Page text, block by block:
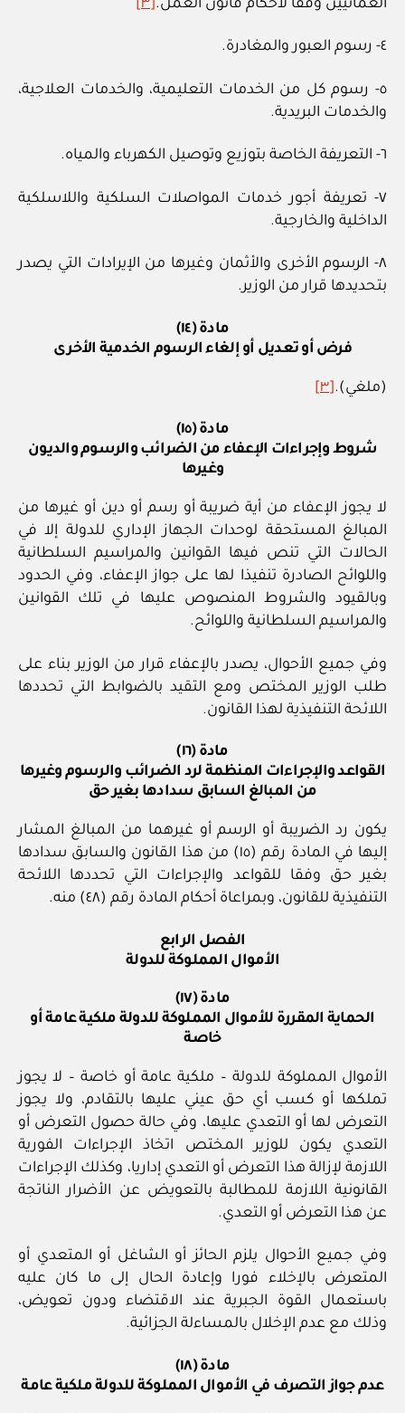
العمانيين وفقا لأحكام قانون العمل.
٤- رسوم العبور والمغادرة.
٥- رسوم كل من الخدمات التعليمية، والخدمات العلاجية،
والخدمات البريدية.
٦- التعريفة الخاصة بتوزيع وتوصيل الكهرباء والمياه.
٧- تعريفة أجور خدمات المواصلات السلكية واللاسلكية
الداخلية والخارجية.
٨- الرسوم الأخرى والأثمان وغيرها من الإيرادات التي يصدر
بتحديدها قرار من الوزير.
مادة (١٤)
فرض أو تعديل أو إلغاء الرسوم الخدمية الأخرى
(ملغي).
مادة (١٥)
شروط وإجراءات الإعفاء من الضرائب والرسوم والديون
وغيرها
لا يجوز الإعفاء من أية ضريبة أو رسم أو دين أو غيرها من
المبالغ المستحقة لوحدات الجهاز الإداري للدولة إلا في
الحالات التي تنص فيها القوانين والمراسيم السلطانية
واللوائح الصادرة تنفيذا لها على جواز الإعفاء، وفي الحدود
وبالقيود والشروط المنصوص عليها في تلك القوانين
والمراسيم السلطانية واللوائح.
وفي جميع الأحوال، يصدر بالإعفاء قرار من الوزير بناء على
طلب الوزير المختص ومع التقيد بالضوابط التي تحددها
اللائحة التنفيذية لهذا القانون.
مادة (١٦)
القواعد والإجراءات المنظمة لرد الضرائب والرسوم وغيرها
من المبالغ السابق سدادها بغير حق
يكون رد الضريبة أو الرسم أو غيرهما من المبالغ المشار
إليها في المادة رقم (١٥) من هذا القانون والسابق سدادها
بغير حق وفقا للقواعد والإجراءات التي تحددها اللائحة
التنفيذية للقانون، وبمراعاة أحكام المادة رقم (٤٨) منه.
الفصل الرابع
الأموال المملوكة للدولة
مادة (١٧)
الحماية المقررة للأموال المملوكة للدولة ملكية عامة أو
خاصة
الأموال المملوكة للدولة – ملكية عامة أو خاصة – لا يجوز
تملكها أو كسب أي حق عيني عليها بالتقادم، ولا يجوز
التعرض لها أو التعدي عليها، وفي حالة حصول التعرض أو
التعدي يكون للوزير المختص اتخاذ الإجراءات الفورية
اللازمة لإزالة هذا التعرض أو التعدي إداريا، وكذلك الإجراءات
القانونية اللازمة للمطالبة بالتعويض عن الأضرار الناتجة
عن هذا التعرض أو التعدي.
وفي جميع الأحوال يلزم الحائز أو الشاغل أو المتعدي أو
المتعرض بالإخلاء فورا وإعادة الحال إلى ما كان عليه
باستعمال القوة الجبرية عند الاقتضاء ودون تعويض،
وذلك مع عدم الإخلال بالمساءلة الجزائية.
مادة (١٨)
عدم جواز التصرف في الأموال المملوكة للدولة ملكية عامة